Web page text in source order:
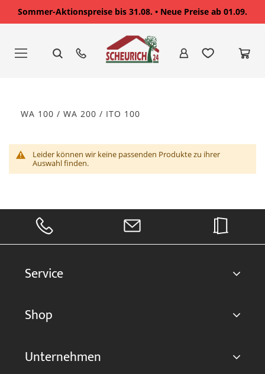
Sommer-Aktionspreise bis 31.08. • Neue Preise ab 01.09.
springen
WA 100 / WA 200 / ITO 100
Leider können wir keine passenden Produkte zu ihrer
Auswahl finden.
Service
Shop
Unternehmen